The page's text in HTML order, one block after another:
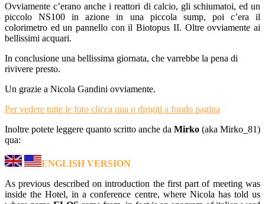
Ovviamente c’erano anche i reattori di calcio, gli schiumatoi, ed un
piccolo NS100 in azione in una piccola sump, poi c’era il
colorimetro ed un pannello con il Biotopus II. Oltre ovviamente ai
bellissimi acquari.
In conclusione una bellissima giornata, che varrebbe la pena di
rivivere presto.
Un grazie a Nicola Gandini ovviamente.
Per vedere tutte le foto clicca qua o dirigiti a fondo pagina
Inoltre potete leggere quanto scritto anche da Mirko (aka Mirko_81)
qua:
ENGLISH VERSION
As previous described on introduction the first part of meeting was
inside the Hotel, in a conference centre, where Nicola has told us